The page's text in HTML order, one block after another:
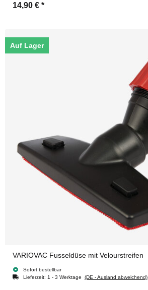
14,90 € *
Auf Lager
VARIOVAC Fusseldüse mit Velourstreifen
Sofort bestellbar
Lieferzeit: 1 - 3 Werktage (DE - Ausland abweichend)